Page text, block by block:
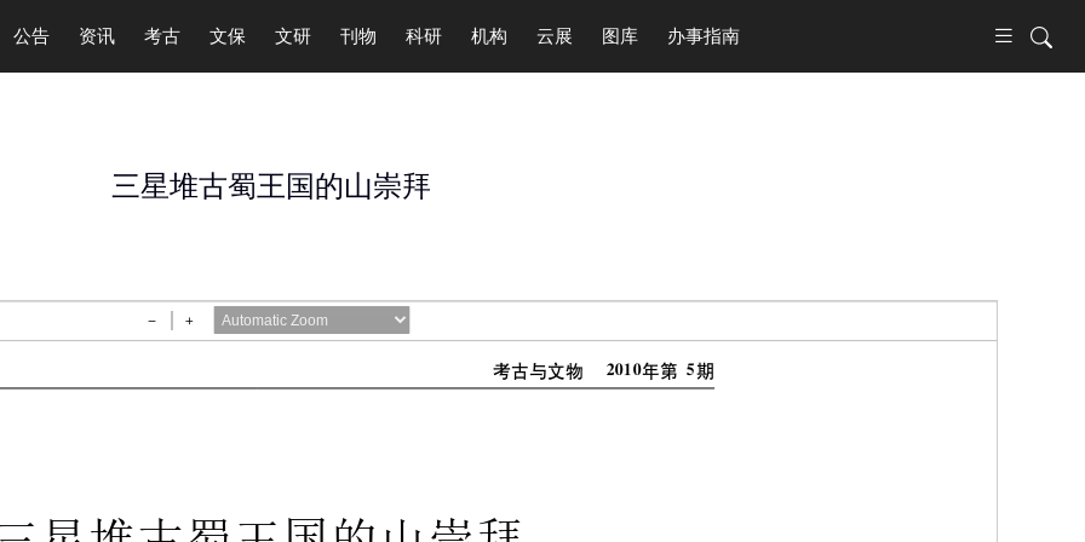
公告 资讯 考古 文保 文研 刊物 科研 机构 云展 图库 办事指南
三星堆古蜀王国的山崇拜